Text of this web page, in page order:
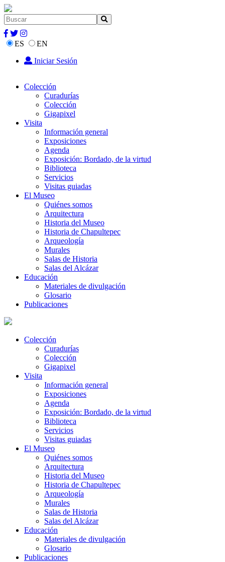
ES
EN
Iniciar Sesión
Colección
Curadurías
Colección
Gigapixel
Visita
Información general
Exposiciones
Agenda
Exposición: Bordado, de la virtud
Biblioteca
Servicios
Visitas guiadas
El Museo
Quiénes somos
Arquitectura
Historia del Museo
Historia de Chapultepec
Arqueología
Murales
Salas de Historia
Salas del Alcázar
Educación
Materiales de divulgación
Glosario
Publicaciones
Colección
Curadurías
Colección
Gigapixel
Visita
Información general
Exposiciones
Agenda
Exposición: Bordado, de la virtud
Biblioteca
Servicios
Visitas guiadas
El Museo
Quiénes somos
Arquitectura
Historia del Museo
Historia de Chapultepec
Arqueología
Murales
Salas de Historia
Salas del Alcázar
Educación
Materiales de divulgación
Glosario
Publicaciones